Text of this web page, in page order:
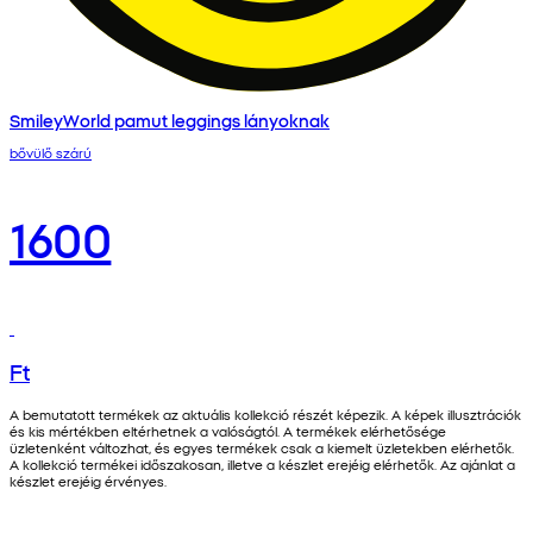
SmileyWorld pamut leggings lányoknak
bővülő szárú
1600
Ft
A bemutatott termékek az aktuális kollekció részét képezik. A képek illusztrációk
és kis mértékben eltérhetnek a valóságtól. A termékek elérhetősége
üzletenként változhat, és egyes termékek csak a kiemelt üzletekben elérhetők.
A kollekció termékei időszakosan, illetve a készlet erejéig elérhetők. Az ajánlat a
készlet erejéig érvényes.